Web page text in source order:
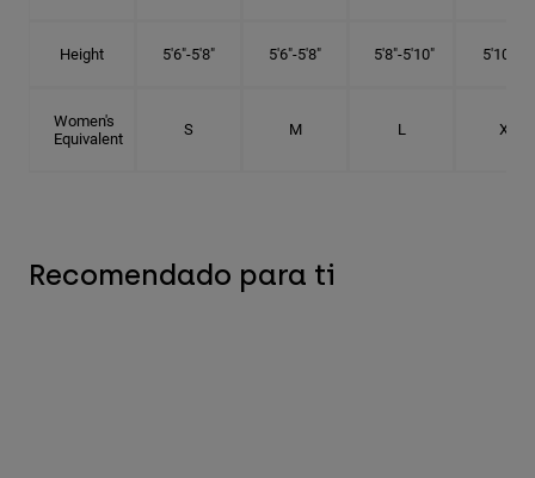
Height 5'6"-5'8" 5'6"-5'8" 5'8"-5'10" 5'10"- 6'
Women's
Equivalent
S M L XL
Recomendado para ti